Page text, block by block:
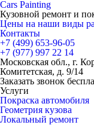
Cars Painting
Кузовной ремонт и
Цены на наши виды
Контакты
+7 (499) 653-96-05
+7 (977) 997 22 14
Московская обл., г.
Комитетская, д. 9/14
Заказать звонок
Услуги
Покраска автомобиля
Геометрия кузова
Локальный ремонт